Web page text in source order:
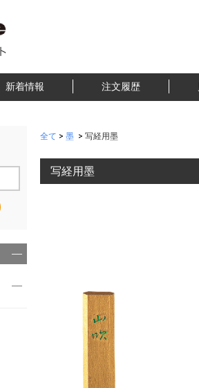
新着情報 注文履歴
全て > 墨 > 写経用墨
写経用墨